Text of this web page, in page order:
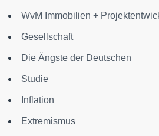
WvM Immobilien +
Gesellschaft
Die Ängste der Deutschen
Studie
Inflation
Extremismus